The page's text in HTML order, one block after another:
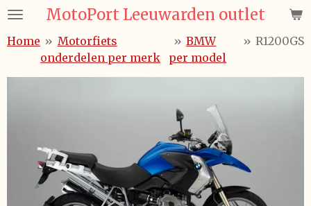
Ga
naar
hoofdinhoud
MotoPort Leeuwarden outlet
Home » Motorfiets
onderdelen per merk
» BMW
per model
» R1200GS